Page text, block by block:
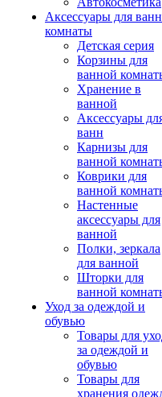
Аксессуары для
комнаты
Детская серия
Корзины для
ванной
Хранение в
ванной
Аксессуары
ванн
Карнизы для
ванной
Коврики для
ванной
Настенные
аксессуары для
ванной
Полки, зеркала
для ванной
Шторки для
ванной
Уход за одеждой и
обувью
Товары для
за одеждой и
обувью
Товары для
хранения